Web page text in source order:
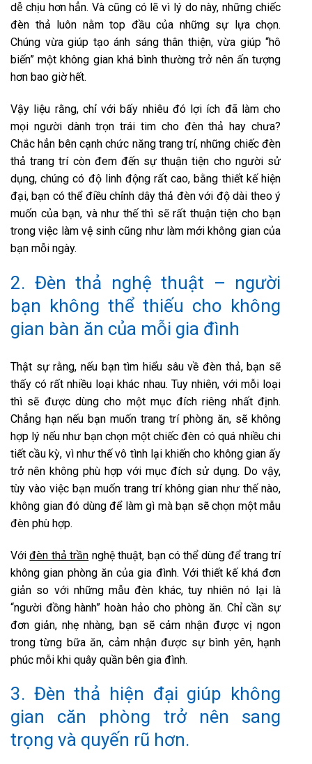
dễ chịu hơn hẳn. Và cũng có lẽ vì lý do này, những chiếc
đèn thả luôn nằm top đầu của những sự lựa chọn.
Chúng vừa giúp tạo ánh sáng thân thiện, vừa giúp “hô
biến” một không gian khá bình thường trở nên ấn tượng
hơn bao giờ hết.
Vậy liệu rằng, chỉ với bấy nhiêu đó lợi ích đã làm cho
mọi người dành trọn trái tim cho đèn thả hay chưa?
Chắc hẳn bên cạnh chức năng trang trí, những chiếc đèn
thả trang trí còn đem đến sự thuận tiện cho người sử
dụng, chúng có độ linh động rất cao, bằng thiết kế hiện
đại, bạn có thể điều chỉnh dây thả đèn với độ dài theo ý
muốn của bạn, và như thế thì sẽ rất thuận tiện cho bạn
trong việc làm vệ sinh cũng như làm mới không gian của
bạn mỗi ngày.
2. Đèn thả nghệ thuật – người
bạn không thể thiếu cho không
gian bàn ăn của mỗi gia đình
Thật sự rằng, nếu bạn tìm hiểu sâu về đèn thả, bạn sẽ
thấy có rất nhiều loại khác nhau. Tuy nhiên, với mỗi loại
thì sẽ được dùng cho một mục đích riêng nhất định.
Chẳng hạn nếu bạn muốn trang trí phòng ăn, sẽ không
hợp lý nếu như bạn chọn một chiếc đèn có quá nhiều chi
tiết cầu kỳ, vì như thế vô tình lại khiến cho không gian ấy
trở nên không phù hợp với mục đích sử dụng. Do vậy,
tùy vào việc bạn muốn trang trí không gian như thế nào,
không gian đó dùng để làm gì mà bạn sẽ chọn một mẫu
đèn phù hợp.
Vớiđèn thả trần nghệ thuật, bạn có thể dùng để trang trí
không gian phòng ăn của gia đình. Với thiết kế khá đơn
giản so với những mẫu đèn khác, tuy nhiên nó lại là
“người đồng hành” hoàn hảo cho phòng ăn. Chỉ cần sự
đơn giản, nhẹ nhàng, bạn sẽ cảm nhận được vị ngon
trong từng bữa ăn, cảm nhận được sự bình yên, hạnh
phúc mỗi khi quây quần bên gia đình.
3. Đèn thả hiện đại giúp không
gian căn phòng trở nên sang
trọng và quyến rũ hơn.